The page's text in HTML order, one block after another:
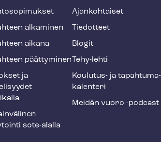
alkaminen
aikana
päättyminen
ja
sote-alalla
Ajankohtaiset
Tiedotteet
Blogit
Tehy-lehti
Koulutus- ja ta­pah­tu­ma­
ka­len­te­ri
Meidän vuoro -podcast